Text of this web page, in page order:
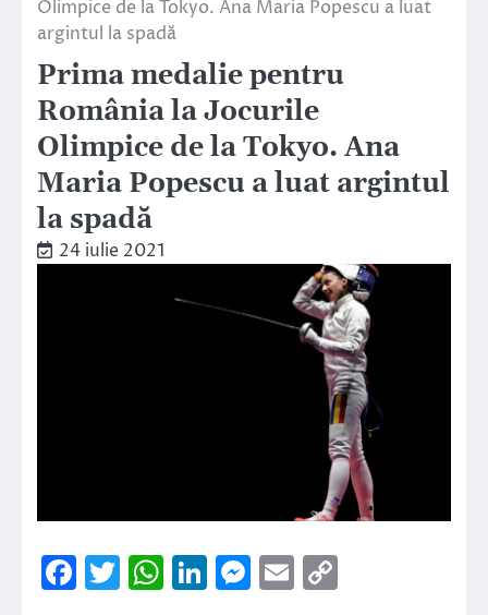
Olimpice de la Tokyo. Ana Maria Popescu a luat
argintul la spadă
Prima medalie pentru
România la Jocurile
Olimpice de la Tokyo. Ana
Maria Popescu a luat argintul
la spadă
24 iulie 2021
Facebook
Twitter
WhatsApp
LinkedIn
Messenger
Email